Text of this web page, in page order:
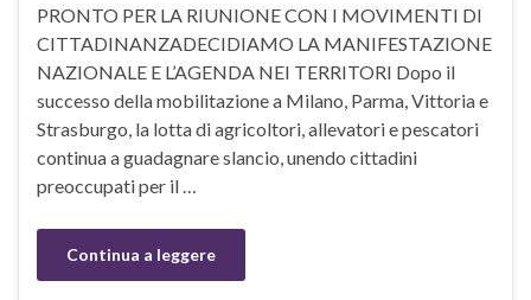
PRONTO PER LA RIUNIONE CON I MOVIMENTI DI
CITTADINANZADECIDIAMO LA MANIFESTAZIONE
NAZIONALE E L’AGENDA NEI TERRITORI Dopo il
successo della mobilitazione a Milano, Parma, Vittoria e
Strasburgo, la lotta di agricoltori, allevatori e pescatori
continua a guadagnare slancio, unendo cittadini
preoccupati per il …
Continua a leggere